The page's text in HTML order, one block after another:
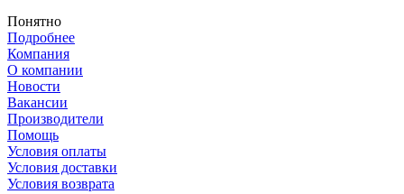
Понятно
Подробнее
Компания
О компании
Новости
Вакансии
Производители
Помощь
Условия оплаты
Условия доставки
Условия возврата